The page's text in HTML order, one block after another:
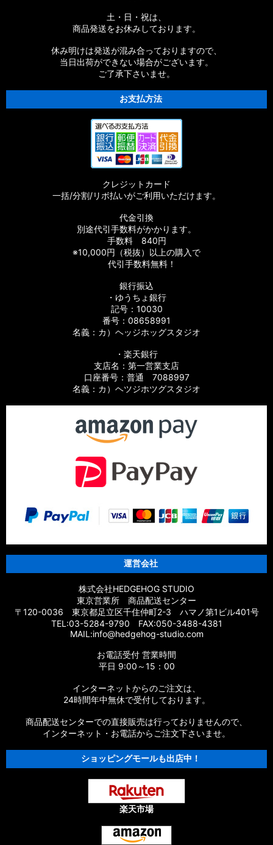
土・日・祝は、
商品発送をお休みしております。
休み明けは発送が混み合っておりますので、
当日出荷ができない場合がございます。
ご了承下さいませ。
お支払方法
クレジットカード
一括/分割/リボ払いがご利用いただけます。
代金引換
別途代引手数料がかかります。
手数料 840円
※10,000円（税抜）以上の購入で
代引手数料無料！
銀行振込
・ゆうちょ銀行
記号：10030
番号：08658991
名義：カ）ヘッジホッグスタジオ
・楽天銀行
支店名：第一営業支店
口座番号：普通 7088997
名義：カ）ヘツジホツグスタジオ
運営会社
株式会社HEDGEHOG STUDIO
東京営業所 商品配送センター
〒120-0036 東京都足立区千住仲町2-3 ハマノ第1ビル401号
TEL:03-5284-9790 FAX:050-3488-4381
MAIL:info@hedgehog-studio.com
お電話受付 営業時間
平日 9:00～15：00
インターネットからのご注文は、
24時間年中無休で受付しております。
商品配送センターでの直接販売は行っておりませんので、
インターネット・お電話からご注文下さいませ。
ショッピングモールも出店中！
楽天市場